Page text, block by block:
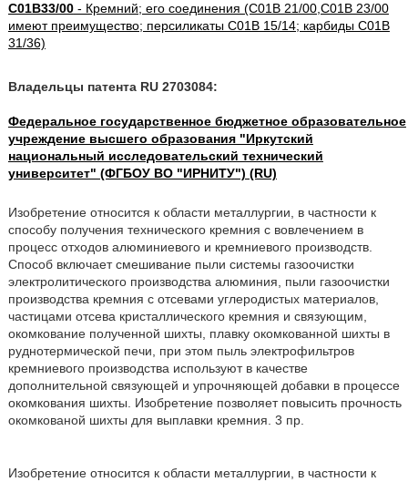
C01B33/00- Кремний; его соединения (C01B 21/00,C01B 23/00
имеют преимущество; персиликаты C01B 15/14; карбиды C01B
31/36)
Владельцы патента RU 2703084:
Федеральное государственное бюджетное образовательное
учреждение высшего образования "Иркутский
национальный исследовательский технический
университет" (ФГБОУ ВО "ИРНИТУ") (RU)
Изобретение относится к области металлургии, в частности к
способу получения технического кремния с вовлечением в
процесс отходов алюминиевого и кремниевого производств.
Способ включает смешивание пыли системы газоочистки
электролитического производства алюминия, пыли газоочистки
производства кремния с отсевами углеродистых материалов,
частицами отсева кристаллического кремния и связующим,
окомкование полученной шихты, плавку окомкованной шихты в
руднотермической печи, при этом пыль электрофильтров
кремниевого производства используют в качестве
дополнительной связующей и упрочняющей добавки в процессе
окомкования шихты. Изобретение позволяет повысить прочность
окомкованой шихты для выплавки кремния. 3 пр.
Изобретение относится к области металлургии, в частности к